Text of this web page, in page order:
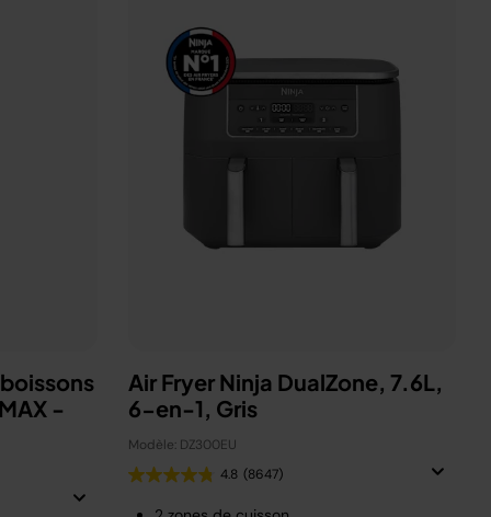
-
Air Fryer Ninja DualZone, 7.6L,
6-en-1, Gris
Modèle: DZ300EU
4.8 (8647)